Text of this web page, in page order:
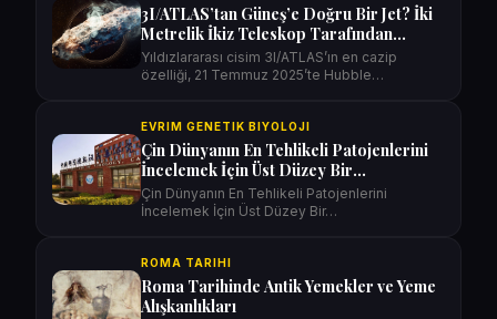
3I/ATLAS’tan Güneş’e Doğru Bir Jet? İki
Metrelik İkiz Teleskop Tarafından
Görüntülendi
Yıldızlararası cisim 3I/ATLAS’ın en cazip
özelliği, 21 Temmuz 2025’te Hubble…
EVRIM GENETIK BIYOLOJI
Çin Dünyanın En Tehlikeli Patojenlerini
İncelemek İçin Üst Düzey Bir
Laboratuvar Kuruyor.
Çin Dünyanın En Tehlikeli Patojenlerini
İncelemek İçin Üst Düzey Bir…
ROMA TARIHI
Roma Tarihinde Antik Yemekler ve Yeme
Alışkanlıkları